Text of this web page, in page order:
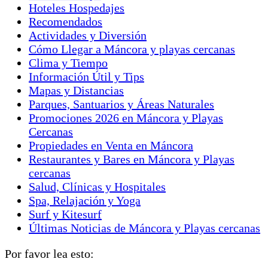
tiendas tipo minimarktet, entre otros. Casa Chilalos
Vichayito está conformada por 4 bloques separados
por áreas verdes. La capacidad es de 8 a 10 personas,
distribuidas en 4 habitaciones. BLOQUE 1: Área
Común Área grande con vista al mar. -Sala. -
Comedor. -Cocina. -Terraza. -Deck. -Piscina.
BLOQUE 2: Area de habitaciones – 4 dormitorios
(dos dormitorios en piso 1, dos dormitorios en piso
2). – Cada dormitorio tiene una cama king-size y
baño completo. – Todas las habitaciones tienen
ventilador y aire acondicionado. – Dos de los
dormitorios tienen espacio para una […]
Hoteles Hospedajes
Recomendados
Actividades y Diversión
Cómo Llegar a Máncora y playas cercanas
Clima y Tiempo
Información Útil y Tips
Mapas y Distancias
Parques, Santuarios y Áreas Naturales
Promociones 2026 en Máncora y Playas
Cercanas
Propiedades en Venta en Máncora
Restaurantes y Bares en Máncora y Playas
cercanas
Salud, Clínicas y Hospitales
Spa, Relajación y Yoga
Surf y Kitesurf
Últimas Noticias de Máncora y Playas cercanas
Por favor lea esto: